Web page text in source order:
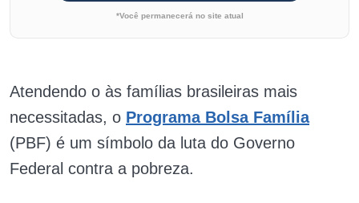
*Você permanecerá no site atual
Atendendo o às famílias brasileiras mais
necessitadas, o Programa Bolsa Família
(PBF) é um símbolo da luta do Governo
Federal contra a pobreza.